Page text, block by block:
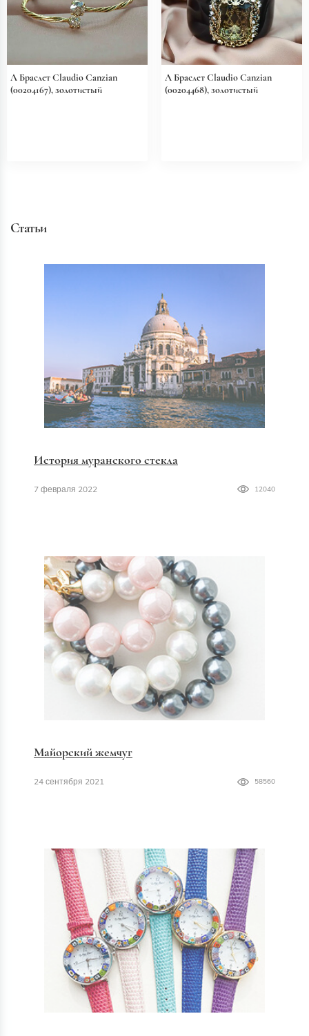
Л Браслет Claudio Canzian
(00204167), золотистый
Л Браслет Claudio Canzian
(00204468), золотистый
Статьи
История муранского стекла
7 февраля 2022 12040
Майорский жемчуг
24 сентября 2021 58560